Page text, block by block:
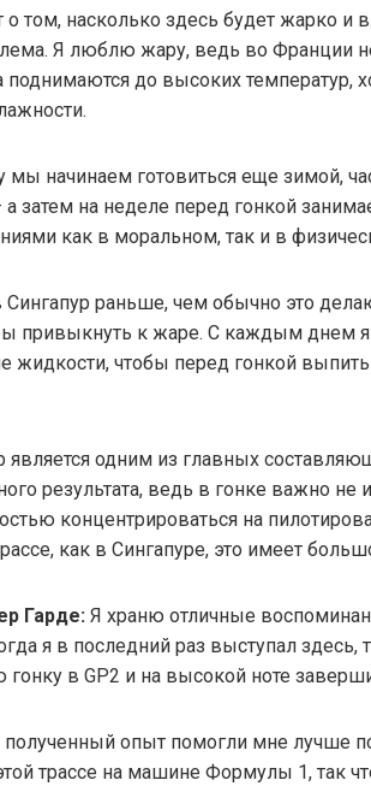
о том, насколько здесь будет жарко и
Я люблю жару, ведь во Франции
поднимаются до высоких температур,
мы начинаем готовиться еще зимой,
а затем на неделе перед гонкой
как в моральном, так и в
Сингапур раньше, чем обычно это
привыкнуть к жаре. С каждым днем я
жидкости, чтобы перед гонкой
является одним из главных
результата, ведь в гонке важно
концентрироваться на
как в Сингапуре, это имеет
Гарде:Я храню отличные
я в последний раз выступал здесь,
гонку в GP2 и на высокой ноте
полученный опыт помогли мне лучше
трассе на машине Формулы 1, так